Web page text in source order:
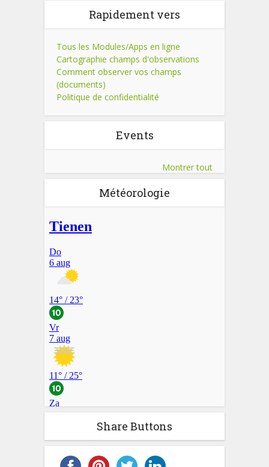
Rapidement vers
Tous les Modules/Apps en ligne
Cartographie champs d'observations
Comment observer vos champs
(documents)
Politique de confidentialité
Events
Montrer tout
Météorologie
Share Buttons